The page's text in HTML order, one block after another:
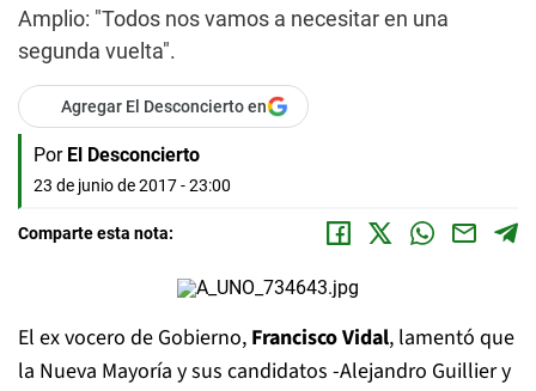
Amplio: "Todos nos vamos a necesitar en una
segunda vuelta".
Agregar El Desconcierto en
Por El Desconcierto
23 de junio de 2017 - 23:00
Comparte esta nota:
El ex vocero de Gobierno, Francisco Vidal, lamentó que
la Nueva Mayoría y sus candidatos -Alejandro Guillier y